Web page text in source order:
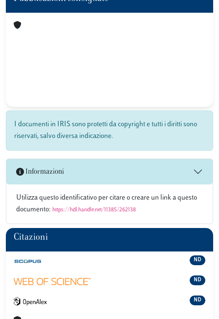
I documenti in IRIS sono protetti da copyright e tutti i diritti sono
riservati, salvo diversa indicazione.
Informazioni
Utilizza questo identificativo per citare o creare un link a questo
documento: https://hdl.handle.net/11385/262138
Citazioni
ND
ND
ND